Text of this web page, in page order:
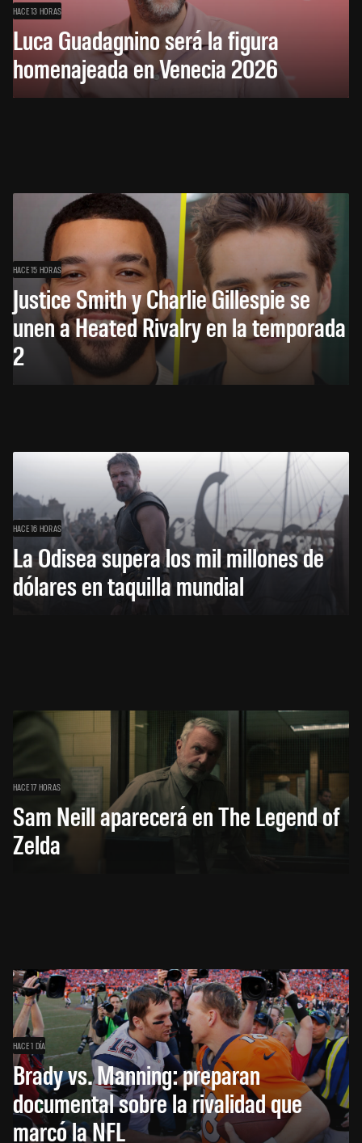
HACE 13 HORAS
Luca Guadagnino será la figura
homenajeada en Venecia 2026
HACE 15 HORAS
Justice Smith y Charlie Gillespie se
unen a Heated Rivalry en la temporada
2
HACE 16 HORAS
La Odisea supera los mil millones de
dólares en taquilla mundial
HACE 17 HORAS
Sam Neill aparecerá en The Legend of
Zelda
HACE 1 DÍA
Brady vs. Manning: preparan
documental sobre la rivalidad que
marcó la NFL